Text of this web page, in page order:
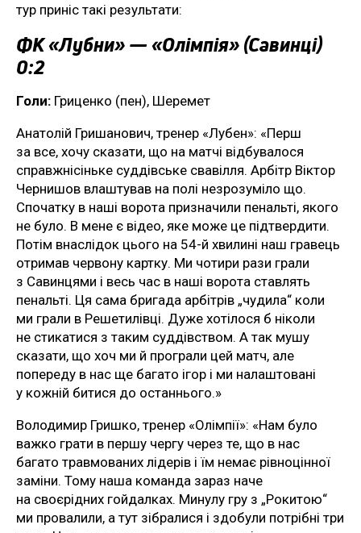
тур приніс такі результати:
ФК «Лубни» — «Олімпія» (Савинці)
0:2
Голи: Гриценко (пен), Шеремет
Анатолій Гришанович, тренер «Лубен»: «Перш
за все, хочу сказати, що на матчі відбувалося
справжнісіньке суддівське свавілля. Арбітр Віктор
Чернишов влаштував на полі незрозуміло що.
Спочатку в наші ворота призначили пенальті, якого
не було. В мене є відео, яке може це підтвердити.
Потім внаслідок цього на 54-й хвилині наш гравець
отримав червону картку. Ми чотири рази грали
з Савинцями і весь час в наші ворота ставлять
пенальті. Ця сама бригада арбітрів „чудила“ коли
ми грали в Решетилівці. Дуже хотілося б ніколи
не стикатися з таким суддівством. А так мушу
сказати, що хоч ми й програли цей матч, але
попереду в нас ще багато ігор і ми налаштовані
у кожній битися до останнього.»
Володимир Гришко, тренер «Олімпії»: «Нам було
важко грати в першу чергу через те, що в нас
багато травмованих лідерів і їм немає рівноцінної
заміни. Тому наша команда зараз наче
на своєрідних гойдалках. Минулу гру з „Рокитою“
ми провалили, а тут зібралися і здобули потрібні три